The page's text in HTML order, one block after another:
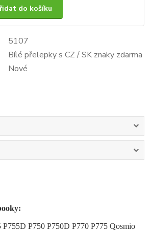
do košíku
5107
Bílé přelepky s CZ / SK znaky zdarma
Nové
P755D P750 P750D P770 P775 Qosmio